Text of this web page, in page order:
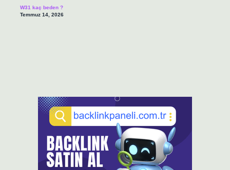
W31 kaç beden ?
Temmuz 14, 2026